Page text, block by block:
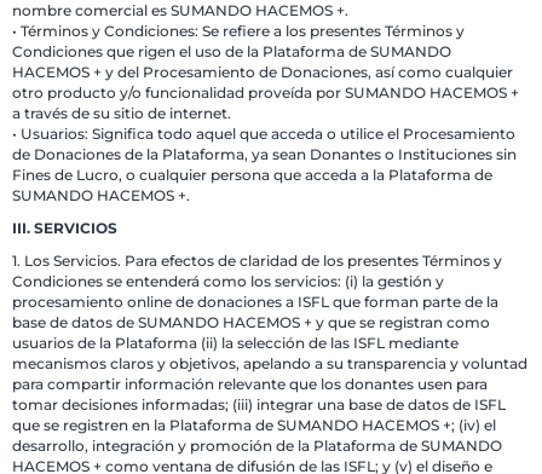
nombre comercial es SUMANDO HACEMOS +.
• Términos y Condiciones: Se refiere a los presentes Términos y
Condiciones que rigen el uso de la Plataforma de SUMANDO
HACEMOS + y del Procesamiento de Donaciones, así como cualquier
otro producto y/o funcionalidad proveída por SUMANDO HACEMOS +
a través de su sitio de internet.
• Usuarios: Significa todo aquel que acceda o utilice el Procesamiento
de Donaciones de la Plataforma, ya sean Donantes o Instituciones sin
Fines de Lucro, o cualquier persona que acceda a la Plataforma de
SUMANDO HACEMOS +.
III. SERVICIOS
1. Los Servicios. Para efectos de claridad de los presentes Términos y
Condiciones se entenderá como los servicios: (i) la gestión y
procesamiento online de donaciones a ISFL que forman parte de la
base de datos de SUMANDO HACEMOS + y que se registran como
usuarios de la Plataforma (ii) la selección de las ISFL mediante
mecanismos claros y objetivos, apelando a su transparencia y voluntad
para compartir información relevante que los donantes usen para
tomar decisiones informadas; (iii) integrar una base de datos de ISFL
que se registren en la Plataforma de SUMANDO HACEMOS +; (iv) el
desarrollo, integración y promoción de la Plataforma de SUMANDO
HACEMOS + como ventana de difusión de las ISFL; y (v) el diseño e